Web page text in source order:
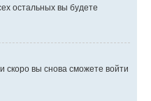
остальных вы будете
скоро вы снова сможете войти